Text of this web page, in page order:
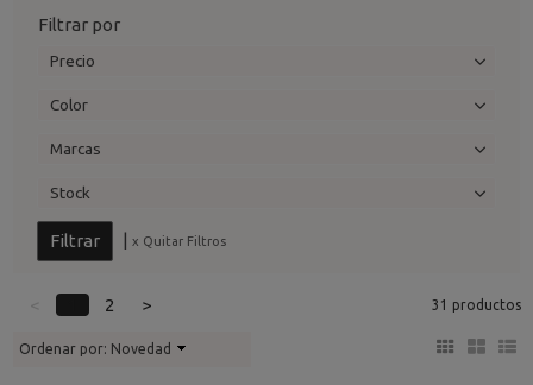
Filtrar por
Precio
Color
Marcas
Stock
| x Quitar Filtros
2 > 31 productos
Ordenar por: Novedad